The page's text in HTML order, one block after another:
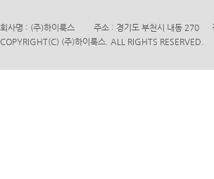
회사명 : (주)하이룩스 주소 : 경기도 부천시 내동
COPYRIGHT(C) (주)하이룩스. ALL RIGHTS RESERVED.